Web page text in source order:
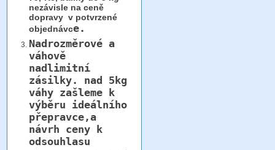
nezávisle na ceně
dopravy v potvrzené
objednávce.
Nadrozměrové a
váhově
nadlimitní
zásilky. nad 5kg
váhy zašleme k
výběru ideálního
přepravce,a
návrh ceny k
odsouhlasu